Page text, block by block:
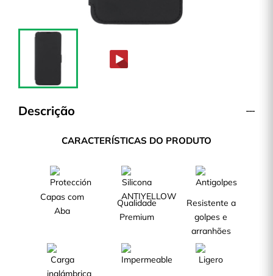
Descrição
CARACTERÍSTICAS DO PRODUTO
Capas com
Aba
Qualidade
Premium
Resistente a
golpes e
arranhões